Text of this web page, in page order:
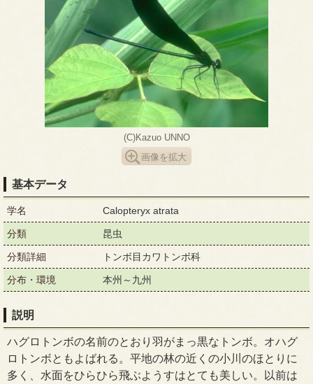
(C)Kazuo UNNO
画像を拡大
基本データ
学名 Calopteryx atrata
分類 昆虫
分類詳細 トンボ目カワトンボ科
分布・環境 本州～九州
説明
ハグロトンボの名前のとおり羽がまっ黒なトンボ。オハグ
ロトンボともよばれる。平地の林の近くの小川のほとりに
多く、水面をひらひら飛ぶようすはとても美しい。以前は